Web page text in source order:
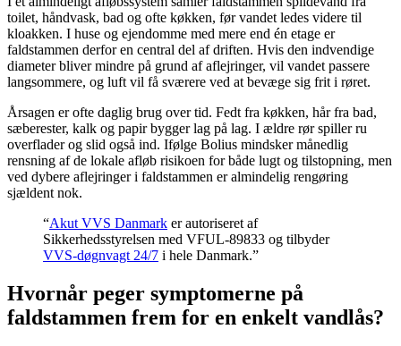
toilet, håndvask, bad og ofte køkken, før vandet ledes videre til
kloakken. I huse og ejendomme med mere end én etage er
faldstammen derfor en central del af driften. Hvis den indvendige
diameter bliver mindre på grund af aflejringer, vil vandet passere
langsommere, og luft vil få sværere ved at bevæge sig frit i røret.
Årsagen er ofte daglig brug over tid. Fedt fra køkken, hår fra bad,
sæberester, kalk og papir bygger lag på lag. I ældre rør spiller ru
overflader og slid også ind. Ifølge Bolius mindsker månedlig
rensning af de lokale afløb risikoen for både lugt og tilstopning, men
ved dybere aflejringer i faldstammen er almindelig rengøring
sjældent nok.
“Akut VVS Danmark er autoriseret af
Sikkerhedsstyrelsen med VFUL-89833 og tilbyder
VVS-døgnvagt 24/7 i hele Danmark.”
Hvornår peger symptomerne på
faldstammen frem for en enkelt vandlås?